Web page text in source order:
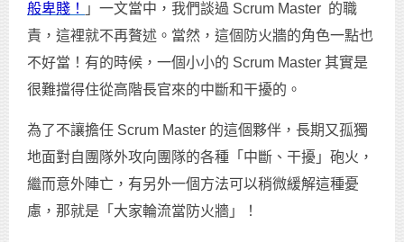
般卑賤！
」一文當中，我們談過 Scrum Master 的職
責，這裡就不再贅述。當然，這個防火牆的角色一點也
不好當！有的時候，一個小小的 Scrum Master 其實是
很難擋得住從高階長官來的中斷和干擾的。
為了不讓擔任 Scrum Master 的這個夥伴，長期又孤獨
地面對自團隊外攻向團隊的各種「中斷、干擾」砲火，
繼而意外陣亡，有另外一個方法可以稍微緩解這種憂
慮，那就是「大家輪流當防火牆」！